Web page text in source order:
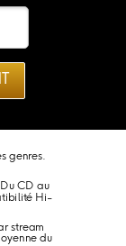
genres.
Du CD au
Hi-
stream
du